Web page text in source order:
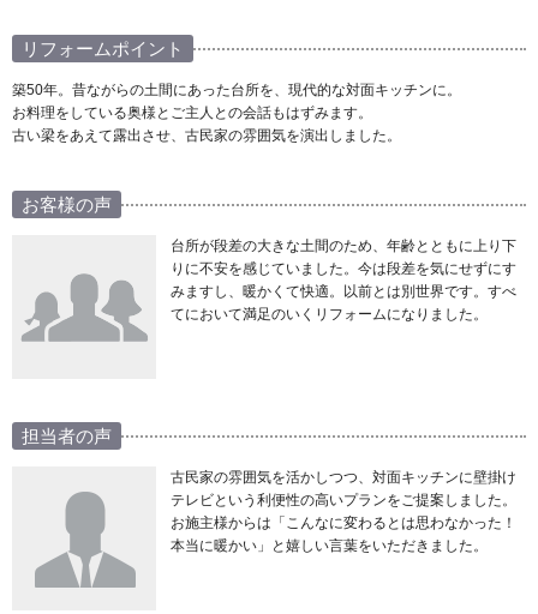
リフォームポイント
築50年。昔ながらの土間にあった台所を、現代的な対面キッチンに。
お料理をしている奥様とご主人との会話もはずみます。
古い梁をあえて露出させ、古民家の雰囲気を演出しました。
お客様の声
台所が段差の大きな土間のため、年齢とともに上り下
りに不安を感じていました。今は段差を気にせずにす
みますし、暖かくて快適。以前とは別世界です。すべ
てにおいて満足のいくリフォームになりました。
担当者の声
古民家の雰囲気を活かしつつ、対面キッチンに壁掛け
テレビという利便性の高いプランをご提案しました。
お施主様からは「こんなに変わるとは思わなかった！
本当に暖かい」と嬉しい言葉をいただきました。